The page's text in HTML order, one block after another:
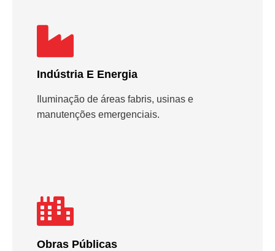
Indústria E Energia
Iluminação de áreas fabris, usinas e
manutenções emergenciais.
Obras Públicas